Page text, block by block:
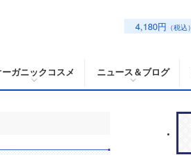
4,180円 （税込）
ーガニックコスメ ニュース＆ブログ